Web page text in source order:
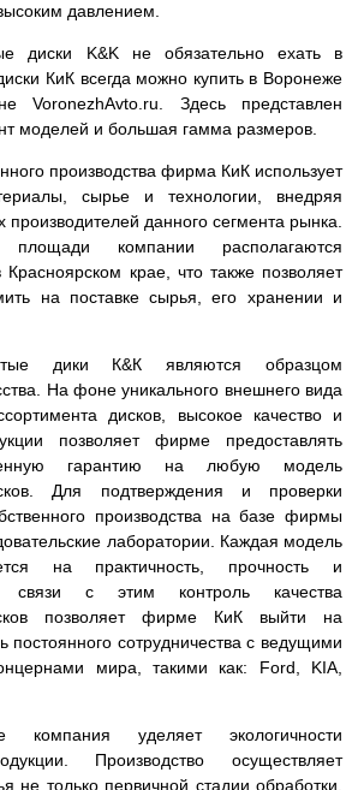
давлением.
диски K&K не обязательно ехать в
КиК всегда можно купить в Воронеже
VoronezhAvto.ru. Здесь представлен
моделей и большая гамма размеров.
производства фирма КиК использует
сырье и технологии, внедряя
данного сегмента рынка.
площади компании располагаются
крае, что также позволяет
на поставке сырья, его хранении и
дики К&К являются образцом
На фоне уникального внешнего вида
дисков, высокое качество и
позволяет фирме предоставлять
гарантию на любую модель
Для подтверждения и проверки
производства на базе фирмы
лаборатории. Каждая модель
на практичность, прочность и
связи с этим контроль качества
позволяет фирме КиК выйти на
постоянного сотрудничества с ведущими
мира, такими как: Ford, KIA,
компания уделяет экологичности
Производство осуществляет
не только первичной стадии обработки,